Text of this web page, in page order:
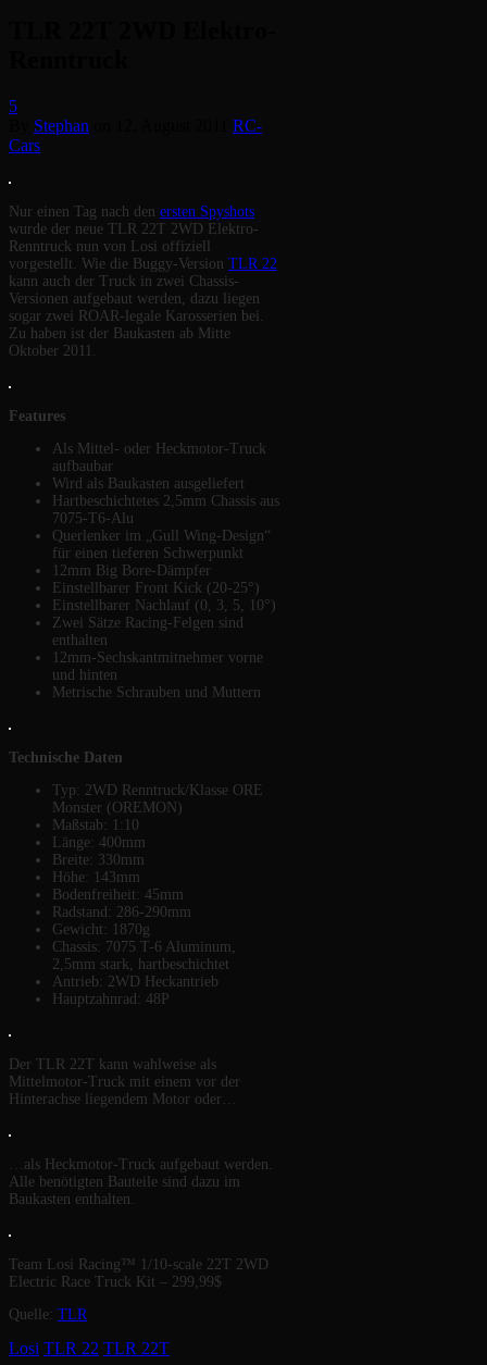
5
Stephan
RC-
Cars
Nur einen Tag nach den ersten Spyshots
wurde der neue TLR 22T 2WD Elektro-
Renntruck nun von Losi offiziell
vorgestellt. Wie die Buggy-Version TLR 22
kann auch der Truck in zwei Chassis-
Versionen aufgebaut werden, dazu liegen
sogar zwei ROAR-legale Karosserien bei.
Zu haben ist der Baukasten ab Mitte
Oktober 2011.
Features
Als Mittel- oder Heckmotor-Truck
aufbaubar
Wird als Baukasten ausgeliefert
Hartbeschichtetes 2,5mm Chassis aus
7075-T6-Alu
Querlenker im „Gull Wing-Design“
für einen tieferen Schwerpunkt
12mm Big Bore-Dämpfer
Einstellbarer Front Kick (20-25°)
Einstellbarer Nachlauf (0, 3, 5, 10°)
Zwei Sätze Racing-Felgen sind
enthalten
12mm-Sechskantmitnehmer vorne
und hinten
Metrische Schrauben und Muttern
Technische Daten
Typ: 2WD Renntruck/Klasse ORE
Monster (OREMON)
Maßstab: 1:10
Länge: 400mm
Breite: 330mm
Höhe: 143mm
Bodenfreiheit: 45mm
Radstand: 286-290mm
Gewicht: 1870g
Chassis: 7075 T-6 Aluminum,
2,5mm stark, hartbeschichtet
Antrieb: 2WD Heckantrieb
Hauptzahnrad: 48P
Der TLR 22T kann wahlweise als
Mittelmotor-Truck mit einem vor der
Hinterachse liegendem Motor oder…
…als Heckmotor-Truck aufgebaut werden.
Alle benötigten Bauteile sind dazu im
Baukasten enthalten.
Team Losi Racing™ 1/10-scale 22T 2WD
Electric Race Truck Kit – 299,99$
Quelle: TLR
Losi TLR 22 TLR 22T